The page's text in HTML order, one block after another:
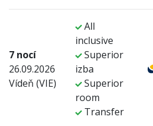
7 nocí
26.09.2026
Vídeň (VIE)
All
inclusive
Superior
izba
Superior
room
Transfer